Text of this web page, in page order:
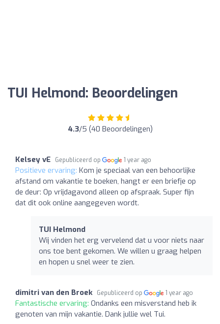
TUI Helmond: Beoordelingen
4.3/5 (40 Beoordelingen)
Kelsey vE Gepubliceerd op 1 year ago
Positieve ervaring: Kom je speciaal van een behoorlijke
afstand om vakantie te boeken, hangt er een briefje op
de deur: Op vrijdagavond alleen op afspraak. Super fijn
dat dit ook online aangegeven wordt.
TUI Helmond
Wij vinden het erg vervelend dat u voor niets naar
ons toe bent gekomen. We willen u graag helpen
en hopen u snel weer te zien.
dimitri van den Broek Gepubliceerd op 1 year ago
Fantastische ervaring: Ondanks een misverstand heb ik
genoten van mijn vakantie. Dank jullie wel Tui.